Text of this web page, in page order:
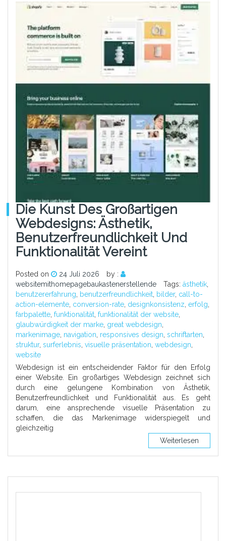
Die Kunst Des Großartigen
Webdesigns: Ästhetik,
Benutzerfreundlichkeit Und
Funktionalität Vereint
Posted on 24 Juli 2026
by :
websitemithomepagebaukastenerstellende
Tags: ästhetik,
benutzererfahrung, benutzerfreundlichkeit, bilder, call-to-
action-elemente, conversion-rate, designkonsistenz, erfolg,
farbpalette, funktionalität, funktionalität der website,
glaubwürdigkeit der marke, great webdesign,
markenimage, navigation, responsives design, schriftarten,
struktur, surferlebnis, visuelle präsentation, webdesign,
website
Webdesign ist ein entscheidender Faktor für den Erfolg
einer Website. Ein großartiges Webdesign zeichnet sich
durch eine gelungene Kombination von Ästhetik,
Benutzerfreundlichkeit und Funktionalität aus. Es geht
darum, eine ansprechende visuelle Präsentation zu
schaffen, die das Markenimage widerspiegelt und
gleichzeitig
Weiterlesen